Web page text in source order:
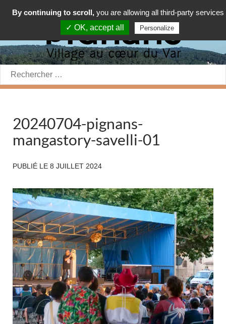
Rechercher:
20240704-pignans-
mangastory-savelli-01
PUBLIÉ LE 8 JUILLET 2024
By continuing to scroll, you are allowing all third-party services
✓ OK, accept all
Personalize